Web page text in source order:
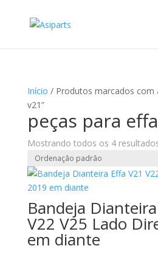
Início / Produtos marcados com
v21”
peças para
Mostrando todos os 4
Bandeja
V22 V25 Lado
em diante